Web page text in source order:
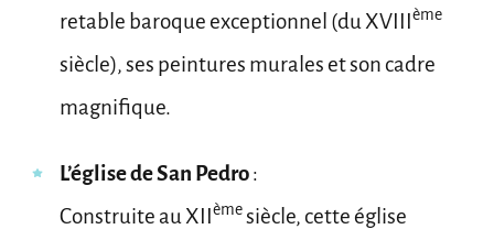
retable baroque exceptionnel (du XVIIIème
siècle), ses peintures murales et son cadre
magnifique.
L’église de San Pedro:
Construite au XIIèmesiècle, cette église